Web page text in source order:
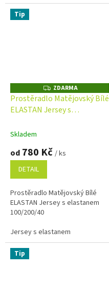
Tip
Z
D
A
R
ZDARMA
Prostěradlo Matějovský Bílé
ELASTAN Jersey s
Skladem
od 780 Kč / ks
DETAIL
Prostěradlo Matějovský Bílé
ELASTAN Jersey s elastanem
100/200/40
Jersey s elastanem
Tip